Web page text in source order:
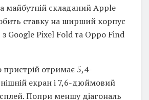
майбутній складаний Apple
ставку на ширший корпус
з Google Pixel Fold та Oppo Find
пристрій отримає 5,4-
екран і 7,6-дюймовий
Попри меншу діагональ